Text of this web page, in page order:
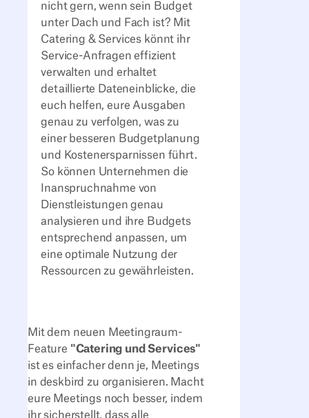
nicht gern, wenn sein Budget
unter Dach und Fach ist? Mit
Catering & Services könnt ihr
Service-Anfragen effizient
verwalten und erhaltet
detaillierte Dateneinblicke, die
euch helfen, eure Ausgaben
genau zu verfolgen, was zu
einer besseren Budgetplanung
und Kostenersparnissen führt.
So können Unternehmen die
Inanspruchnahme von
Dienstleistungen genau
analysieren und ihre Budgets
entsprechend anpassen, um
eine optimale Nutzung der
Ressourcen zu gewährleisten.
Mit dem neuen Meetingraum-
Feature "Catering und Services"
ist es einfacher denn je, Meetings
in deskbird zu organisieren. Macht
eure Meetings noch besser, indem
ihr sicherstellt, dass alle